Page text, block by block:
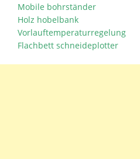
Mobile bohrständer
Holz hobelbank
Vorlauftemperaturregelung
Flachbett schneideplotter